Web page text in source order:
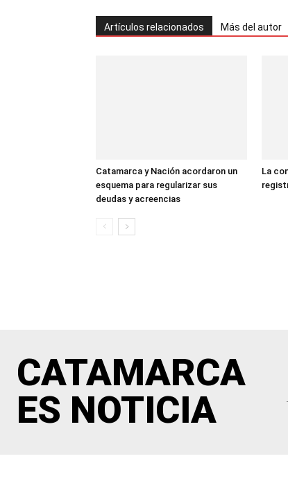
Artículos relacionados Más del autor
Catamarca y Nación acordaron un
esquema para regularizar sus
deudas y acreencias
La
CATAMARCA
ES NOTICIA